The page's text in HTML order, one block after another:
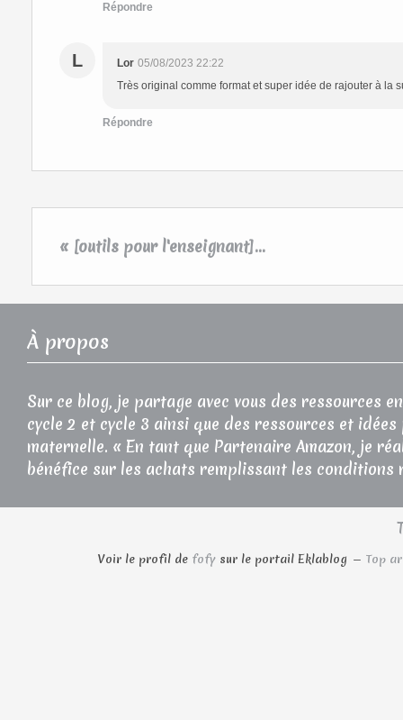
Répondre
L Lor 05/08/2023 22:22
Très original comme format et super idée de rajouter à la
Répondre
« [outils pour l'enseignant]...
À propos
Sur ce blog, je partage avec vous des ressources
cycle 2 et cycle 3 ainsi que des ressources et
maternelle. « En tant que Partenaire Amazon, je
bénéfice sur les achats remplissant les conditions
Voir le profil de fofysur le portail Eklablog Top